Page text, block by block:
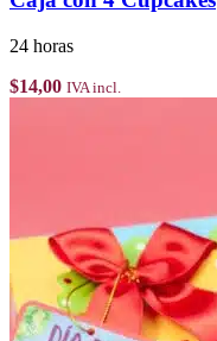
24 horas
$14,00 IVA incl.